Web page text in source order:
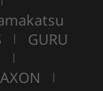
| GURU
|
|